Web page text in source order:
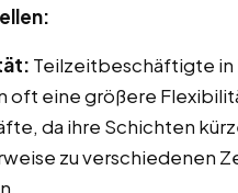
Teilzeitbeschäftigte in
oft eine größere
da ihre Schichten
zu verschiedenen